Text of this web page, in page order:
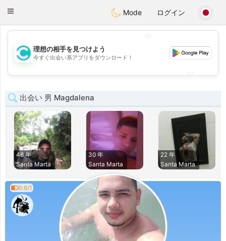
olombiaCitas
Toggle
Mode ログイン
💖
💕
理想の相手を見つけよう
今すぐ出会い系アプリをダウンロード！
出会い 男 Magdalena
46 年
Santa Marta
30 年
Santa Marta
22 年
Santa Marta
0.6/1